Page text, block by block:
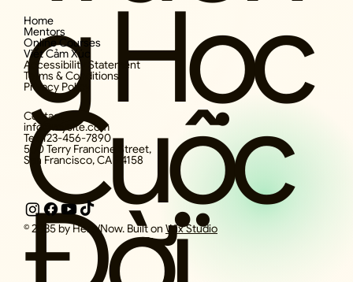
g Học
Cuộc
Home
Mentors
Online Courses
Viết Cảm Xúc
Accessibility Statement
Terms & Conditions
Privacy Policy
Contact
info@mysite.com
Tel: 123-456-7890
500 Terry Francine Street,
San Francisco, CA 94158
© 2035 by Here/Now. Built on Wix Studio